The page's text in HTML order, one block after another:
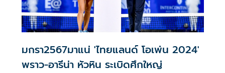
มกรา2567มาแน่ 'ไทยแลนด์ โอเพ่น 2024'
พราว-อารีน่า หัวหิน ระเบิดศึกใหญ่